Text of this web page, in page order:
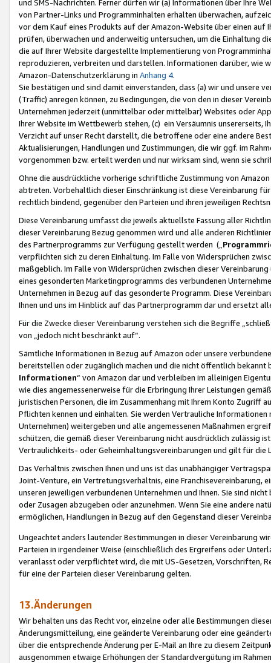
und SMS-Nachrichten. Ferner dürfen wir (a) Informationen über Ihre
von Partner-Links und Programminhalten erhalten überwachen,
vor dem Kauf eines Produkts auf der Amazon-Website über einen
prüfen, überwachen und anderweitig untersuchen, um die Einhaltung
die auf Ihrer Website dargestellte Implementierung von
reproduzieren, verbreiten und darstellen. Informationen darüber, wie
Amazon-Datenschutzerklärung in Anhang 4.
Sie bestätigen und sind damit einverstanden, dass (a) wir und
(Traffic) anregen können, zu Bedingungen, die von den in dieser
Unternehmen jederzeit (unmittelbar oder mittelbar) Websites oder
Ihrer Website im Wettbewerb stehen, (c) ein Versäumnis unsererseits,
Verzicht auf unser Recht darstellt, die betroffene oder eine andere
Aktualisierungen, Handlungen und Zustimmungen, die wir ggf. im
vorgenommen bzw. erteilt werden und nur wirksam sind, wenn sie
Ohne die ausdrückliche vorherige schriftliche Zustimmung von
abtreten. Vorbehaltlich dieser Einschränkung ist diese Vereinbarung
rechtlich bindend, gegenüber den Parteien und ihren jeweiligen
Diese Vereinbarung umfasst die jeweils aktuellste Fassung aller
dieser Vereinbarung Bezug genommen wird und alle anderen
des Partnerprogramms zur Verfügung gestellt werden („
verpflichten sich zu deren Einhaltung. Im Falle von Widersprüchen
maßgeblich. Im Falle von Widersprüchen zwischen dieser
eines gesonderten Marketingprogramms des verbundenen
Unternehmen in Bezug auf das gesonderte Programm. Diese
Ihnen und uns im Hinblick auf das Partnerprogramm dar und ersetzt
Für die Zwecke dieser Vereinbarung verstehen sich die Begriffe
von „jedoch nicht beschränkt auf“.
Sämtliche Informationen in Bezug auf Amazon oder unsere
bereitstellen oder zugänglich machen und die nicht öffentlich
Informationen“ von Amazon dar und verbleiben im alleinigen
wie dies angemessenerweise für die Erbringung Ihrer Leistungen
juristischen Personen, die im Zusammenhang mit Ihrem Konto
Pflichten kennen und einhalten. Sie werden Vertrauliche
Unternehmen) weitergeben und alle angemessenen Maßnahmen
schützen, die gemäß dieser Vereinbarung nicht ausdrücklich zulässig
Vertraulichkeits- oder Geheimhaltungsvereinbarungen und gilt für die
Das Verhältnis zwischen Ihnen und uns ist das unabhängiger
Joint-Venture, ein Vertretungsverhältnis, eine Franchisevereinbarung,
unseren jeweiligen verbundenen Unternehmen und Ihnen. Sie sind
oder Zusagen abzugeben oder anzunehmen. Wenn Sie eine andere
ermöglichen, Handlungen in Bezug auf den Gegenstand dieser
Ungeachtet anders lautender Bestimmungen in dieser Vereinbarung
Parteien in irgendeiner Weise (einschließlich des Ergreifens oder
veranlasst oder verpflichtet wird, die mit US-Gesetzen, Vorschriften,
für eine der Parteien dieser Vereinbarung gelten.
13.Änderungen
Wir behalten uns das Recht vor, einzelne oder alle Bestimmungen
Änderungsmitteilung, eine geänderte Vereinbarung oder eine
über die entsprechende Änderung per E-Mail an Ihre zu diesem
ausgenommen etwaige Erhöhungen der Standardvergütung im